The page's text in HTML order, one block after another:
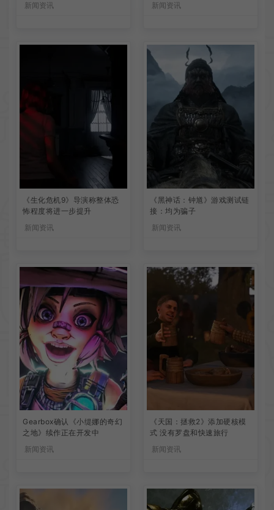
新闻资讯
新闻资讯
《生化危机9》导演称整体恐
怖程度将进一步提升
新闻资讯
《黑神话：钟馗》游戏测试链
接：均为骗子
新闻资讯
Gearbox确认《小缇娜的奇幻
之地》续作正在开发中
新闻资讯
《天国：拯救2》添加硬核模
式 没有罗盘和快速旅行
新闻资讯